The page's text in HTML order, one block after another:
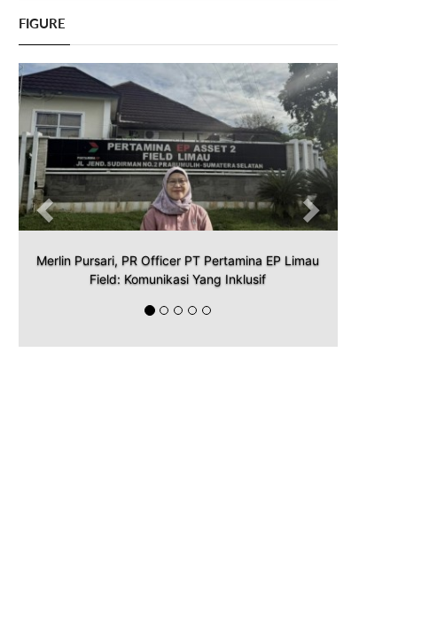
FIGURE
Merlin Pursari, PR Officer PT Pertamina EP Limau
Field: Komunikasi Yang Inklusif
Previous Next